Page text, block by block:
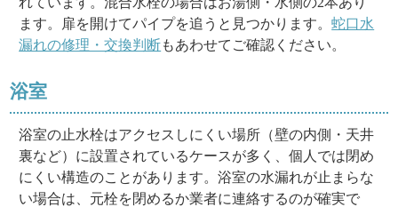
ます。扉を開けてパイプを追うと見つかります。蛇口水
漏れの修理・交換判断もあわせてご確認ください。
浴室
浴室の止水栓はアクセスしにくい場所（壁の内側・天井
裏など）に設置されているケースが多く、個人では閉め
にくい構造のことがあります。浴室の水漏れが止まらな
い場合は、元栓を閉めるか業者に連絡するのが確実で